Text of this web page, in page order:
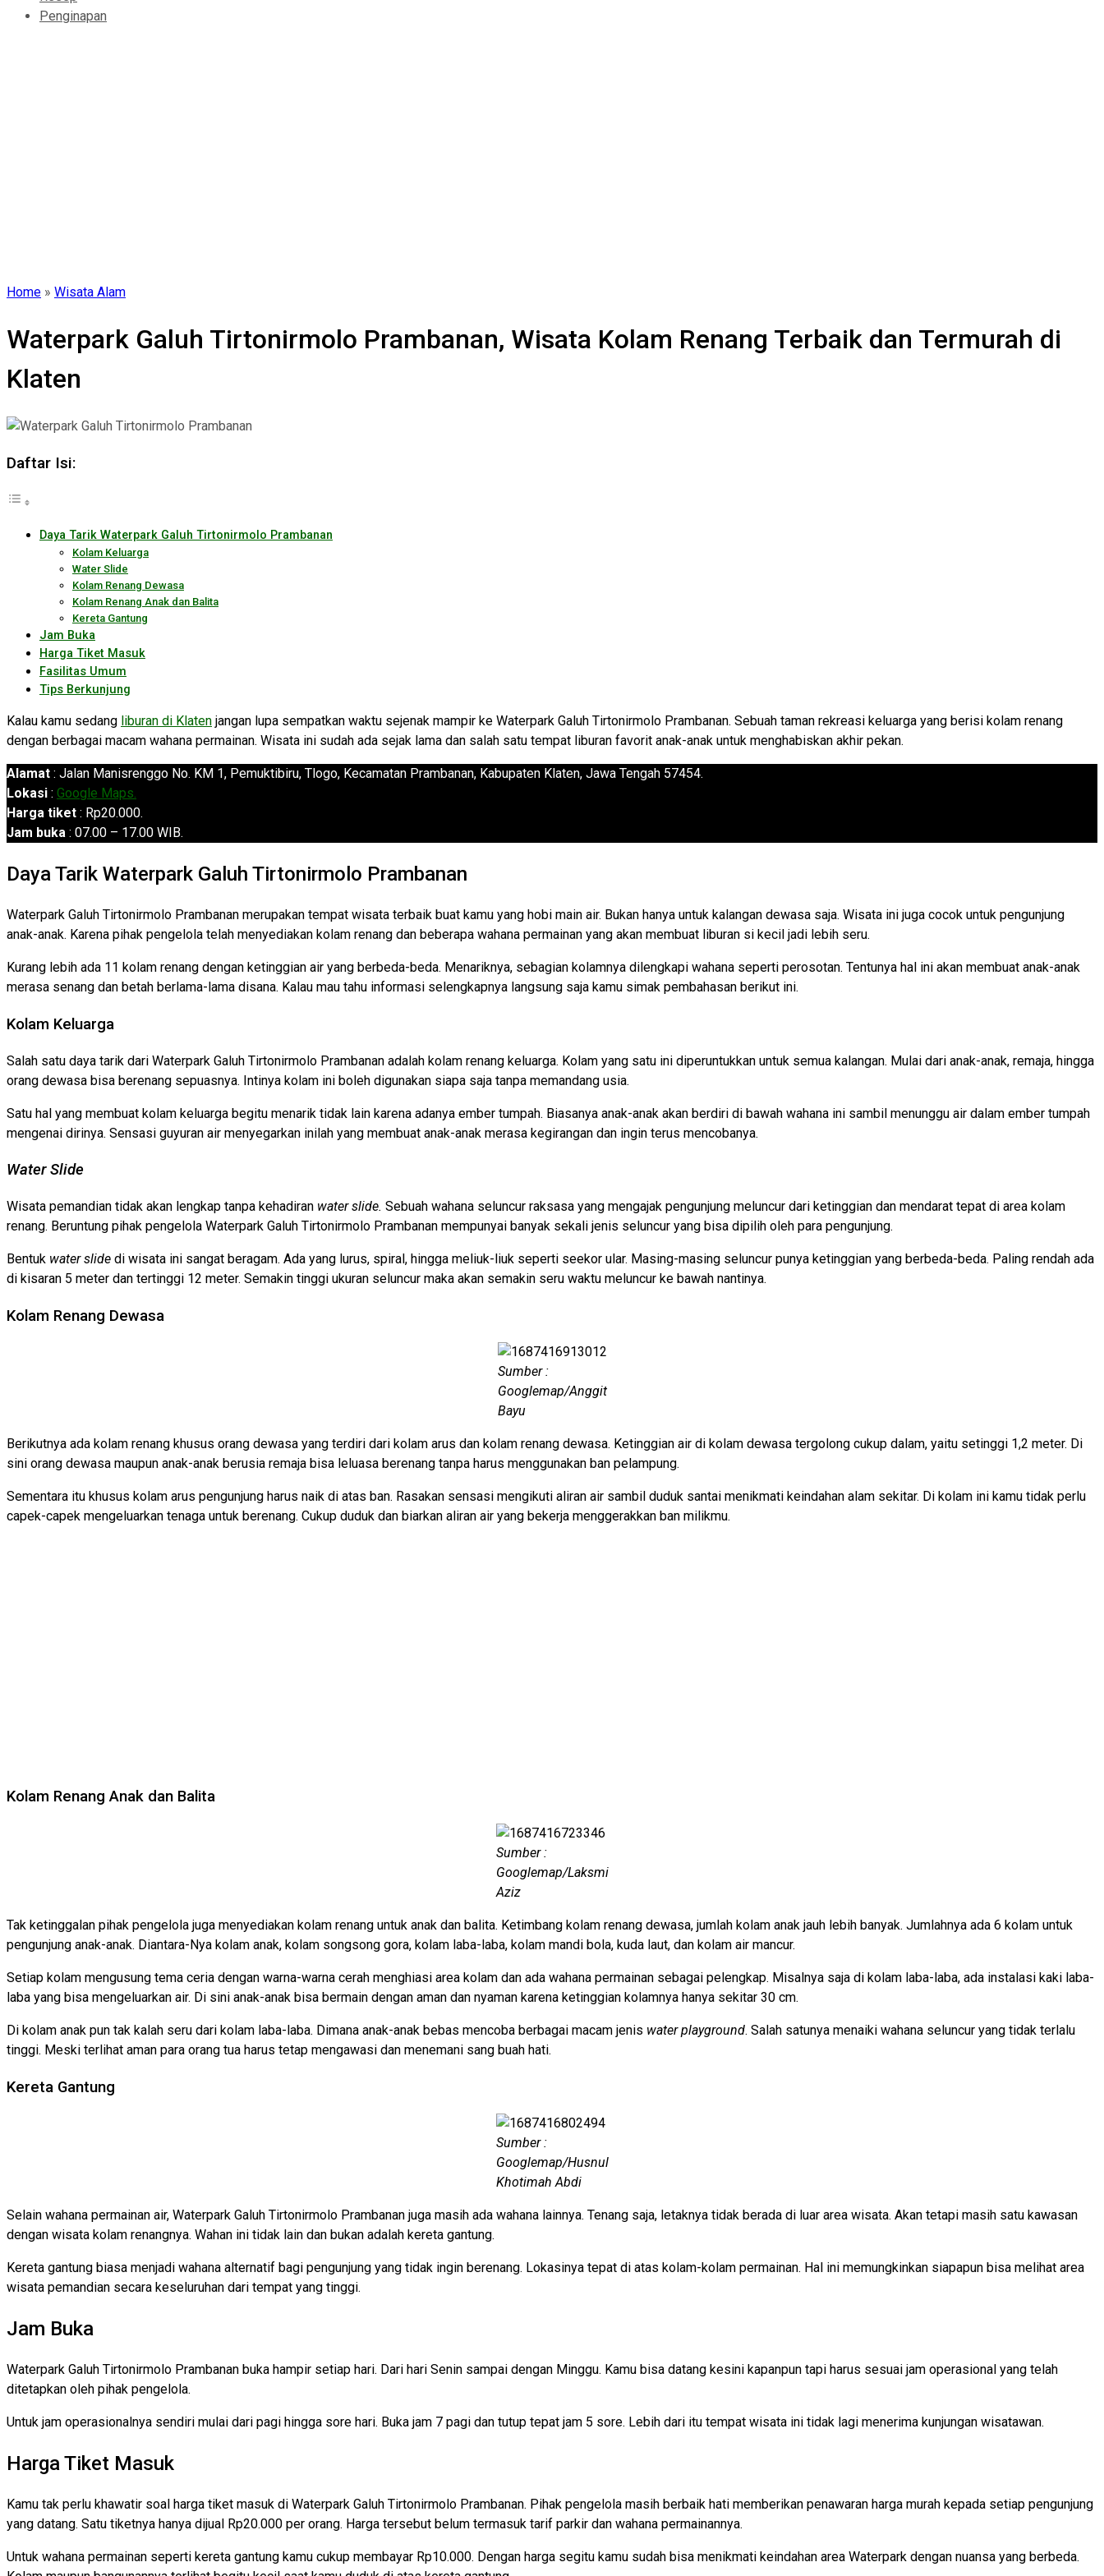
Penginapan
Home » Wisata Alam
Waterpark Galuh Tirtonirmolo Prambanan, Wisata Kolam Renang Terbaik dan Termurah di
Klaten
Daftar Isi:
Daya Tarik Waterpark Galuh Tirtonirmolo Prambanan
Kolam Keluarga
Water Slide
Kolam Renang Dewasa
Kolam Renang Anak dan Balita
Kereta Gantung
Jam Buka
Harga Tiket Masuk
Fasilitas Umum
Tips Berkunjung
Kalau kamu sedang liburan di Klaten jangan lupa sempatkan waktu sejenak mampir ke Waterpark Galuh Tirtonirmolo Prambanan. Sebuah taman rekreasi keluarga yang berisi kolam renang
dengan berbagai macam wahana permainan. Wisata ini sudah ada sejak lama dan salah satu tempat liburan favorit anak-anak untuk menghabiskan akhir pekan.
Alamat : Jalan Manisrenggo No. KM 1, Pemuktibiru, Tlogo, Kecamatan Prambanan, Kabupaten Klaten, Jawa Tengah 57454.
Lokasi : Google Maps.
Harga tiket : Rp20.000.
Jam buka : 07.00 – 17.00 WIB.
Daya Tarik Waterpark Galuh Tirtonirmolo Prambanan
Waterpark Galuh Tirtonirmolo Prambanan merupakan tempat wisata terbaik buat kamu yang hobi main air. Bukan hanya untuk kalangan dewasa saja. Wisata ini juga cocok untuk pengunjung
anak-anak. Karena pihak pengelola telah menyediakan kolam renang dan beberapa wahana permainan yang akan membuat liburan si kecil jadi lebih seru.
Kurang lebih ada 11 kolam renang dengan ketinggian air yang berbeda-beda. Menariknya, sebagian kolamnya dilengkapi wahana seperti perosotan. Tentunya hal ini akan membuat anak-anak
merasa senang dan betah berlama-lama disana. Kalau mau tahu informasi selengkapnya langsung saja kamu simak pembahasan berikut ini.
Kolam Keluarga
Salah satu daya tarik dari Waterpark Galuh Tirtonirmolo Prambanan adalah kolam renang keluarga. Kolam yang satu ini diperuntukkan untuk semua kalangan. Mulai dari anak-anak, remaja, hingga
orang dewasa bisa berenang sepuasnya. Intinya kolam ini boleh digunakan siapa saja tanpa memandang usia.
Satu hal yang membuat kolam keluarga begitu menarik tidak lain karena adanya ember tumpah. Biasanya anak-anak akan berdiri di bawah wahana ini sambil menunggu air dalam ember tumpah
mengenai dirinya. Sensasi guyuran air menyegarkan inilah yang membuat anak-anak merasa kegirangan dan ingin terus mencobanya.
Water Slide
Wisata pemandian tidak akan lengkap tanpa kehadiran water slide. Sebuah wahana seluncur raksasa yang mengajak pengunjung meluncur dari ketinggian dan mendarat tepat di area kolam
renang. Beruntung pihak pengelola Waterpark Galuh Tirtonirmolo Prambanan mempunyai banyak sekali jenis seluncur yang bisa dipilih oleh para pengunjung.
Bentuk water slide di wisata ini sangat beragam. Ada yang lurus, spiral, hingga meliuk-liuk seperti seekor ular. Masing-masing seluncur punya ketinggian yang berbeda-beda. Paling rendah ada
di kisaran 5 meter dan tertinggi 12 meter. Semakin tinggi ukuran seluncur maka akan semakin seru waktu meluncur ke bawah nantinya.
Kolam Renang Dewasa
Sumber :
Googlemap/Anggit
Bayu
Berikutnya ada kolam renang khusus orang dewasa yang terdiri dari kolam arus dan kolam renang dewasa. Ketinggian air di kolam dewasa tergolong cukup dalam, yaitu setinggi 1,2 meter. Di
sini orang dewasa maupun anak-anak berusia remaja bisa leluasa berenang tanpa harus menggunakan ban pelampung.
Sementara itu khusus kolam arus pengunjung harus naik di atas ban. Rasakan sensasi mengikuti aliran air sambil duduk santai menikmati keindahan alam sekitar. Di kolam ini kamu tidak perlu
capek-capek mengeluarkan tenaga untuk berenang. Cukup duduk dan biarkan aliran air yang bekerja menggerakkan ban milikmu.
Kolam Renang Anak dan Balita
Sumber :
Googlemap/Laksmi
Aziz
Tak ketinggalan pihak pengelola juga menyediakan kolam renang untuk anak dan balita. Ketimbang kolam renang dewasa, jumlah kolam anak jauh lebih banyak. Jumlahnya ada 6 kolam untuk
pengunjung anak-anak. Diantara-Nya kolam anak, kolam songsong gora, kolam laba-laba, kolam mandi bola, kuda laut, dan kolam air mancur.
Setiap kolam mengusung tema ceria dengan warna-warna cerah menghiasi area kolam dan ada wahana permainan sebagai pelengkap. Misalnya saja di kolam laba-laba, ada instalasi kaki laba-
laba yang bisa mengeluarkan air. Di sini anak-anak bisa bermain dengan aman dan nyaman karena ketinggian kolamnya hanya sekitar 30 cm.
Di kolam anak pun tak kalah seru dari kolam laba-laba. Dimana anak-anak bebas mencoba berbagai macam jenis water playground. Salah satunya menaiki wahana seluncur yang tidak terlalu
tinggi. Meski terlihat aman para orang tua harus tetap mengawasi dan menemani sang buah hati.
Kereta Gantung
Sumber :
Googlemap/Husnul
Khotimah Abdi
Selain wahana permainan air, Waterpark Galuh Tirtonirmolo Prambanan juga masih ada wahana lainnya. Tenang saja, letaknya tidak berada di luar area wisata. Akan tetapi masih satu kawasan
dengan wisata kolam renangnya. Wahan ini tidak lain dan bukan adalah kereta gantung.
Kereta gantung biasa menjadi wahana alternatif bagi pengunjung yang tidak ingin berenang. Lokasinya tepat di atas kolam-kolam permainan. Hal ini memungkinkan siapapun bisa melihat area
wisata pemandian secara keseluruhan dari tempat yang tinggi.
Jam Buka
Waterpark Galuh Tirtonirmolo Prambanan buka hampir setiap hari. Dari hari Senin sampai dengan Minggu. Kamu bisa datang kesini kapanpun tapi harus sesuai jam operasional yang telah
ditetapkan oleh pihak pengelola.
Untuk jam operasionalnya sendiri mulai dari pagi hingga sore hari. Buka jam 7 pagi dan tutup tepat jam 5 sore. Lebih dari itu tempat wisata ini tidak lagi menerima kunjungan wisatawan.
Harga Tiket Masuk
Kamu tak perlu khawatir soal harga tiket masuk di Waterpark Galuh Tirtonirmolo Prambanan. Pihak pengelola masih berbaik hati memberikan penawaran harga murah kepada setiap pengunjung
yang datang. Satu tiketnya hanya dijual Rp20.000 per orang. Harga tersebut belum termasuk tarif parkir dan wahana permainannya.
Untuk wahana permainan seperti kereta gantung kamu cukup membayar Rp10.000. Dengan harga segitu kamu sudah bisa menikmati keindahan area Waterpark dengan nuansa yang berbeda.